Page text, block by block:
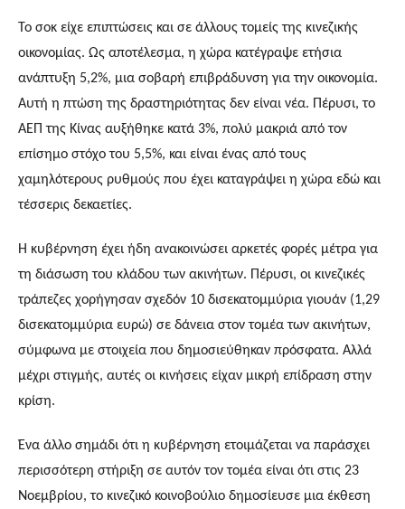
Το σοκ είχε επιπτώσεις και σε άλλους τομείς της κινεζικής
οικονομίας. Ως αποτέλεσμα, η χώρα κατέγραψε ετήσια
ανάπτυξη 5,2%, μια σοβαρή επιβράδυνση για την οικονομία.
Αυτή η πτώση της δραστηριότητας δεν είναι νέα. Πέρυσι, το
ΑΕΠ της Κίνας αυξήθηκε κατά 3%, πολύ μακριά από τον
επίσημο στόχο του 5,5%, και είναι ένας από τους
χαμηλότερους ρυθμούς που έχει καταγράψει η χώρα εδώ και
τέσσερις δεκαετίες.
Η κυβέρνηση έχει ήδη ανακοινώσει αρκετές φορές μέτρα για
τη διάσωση του κλάδου των ακινήτων. Πέρυσι, οι κινεζικές
τράπεζες χορήγησαν σχεδόν 10 δισεκατομμύρια γιουάν (1,29
δισεκατομμύρια ευρώ) σε δάνεια στον τομέα των ακινήτων,
σύμφωνα με στοιχεία που δημοσιεύθηκαν πρόσφατα. Αλλά
μέχρι στιγμής, αυτές οι κινήσεις είχαν μικρή επίδραση στην
κρίση.
Ένα άλλο σημάδι ότι η κυβέρνηση ετοιμάζεται να παράσχει
περισσότερη στήριξη σε αυτόν τον τομέα είναι ότι στις 23
Νοεμβρίου, το κινεζικό κοινοβούλιο δημοσίευσε μια έκθεση